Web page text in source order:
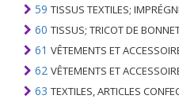
59 TISSUS TEXTILES; IMPRÉGNÉ, ENDUIT, COUVERT OU
60 TISSUS; TRICOT DE
61 VÊTEMENTS ET ACCESSOIRES
62 VÊTEMENTS ET
63 TEXTILES, ARTICLES CONFECTIONNÉS; SETS;